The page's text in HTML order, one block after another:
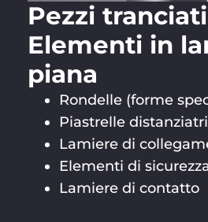
Pezzi
Elementi in
piana
Rondelle (forme
Piastrelle
Lamiere di
Elementi di
Lamiere di contatto